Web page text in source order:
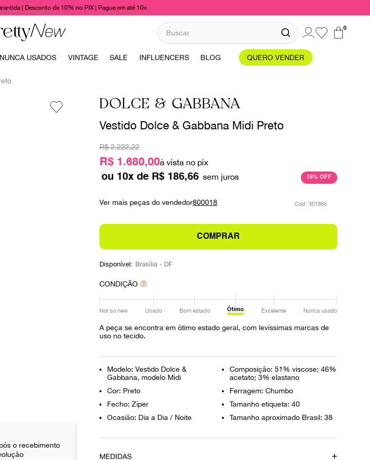
| Desconto de 10% no PIX | Pague em até 10x
Buscar 0
NUNCA USADOS VINTAGE SALE INFLUENCERS BLOG QUERO VENDER
o recebimento
DOLCE & GABBANA
Vestido Dolce & Gabbana Midi Preto
R$ 2.222,22
R$ 1.680,00à vista no pix
ou 10x de R$ 186,66 16% OFF
Ver mais peças do vendedor800018 : 301885
COMPRAR
Disponível: Brasília - DF
CONDIÇÃO
Not so new Usado Bom estado Ótimo Excelente Nunca usado
A peça se encontra em ótimo estado geral, com levíssimas marcas de
uso no tecido.
Modelo: Vestido Dolce &
Gabbana, modelo Midi
Composição: 51% viscose; 46%
acetato; 3% elastano
Cor: Preto
Ferragem: Chumbo
Fecho: Zíper
Tamanho etiqueta: 40
Ocasião: Dia a Dia / Noite
Tamanho aproximado Brasil: 38
MEDIDAS